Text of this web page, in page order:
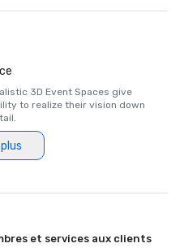
3D Event Spaces give
to realize their vision down
et services aux clients